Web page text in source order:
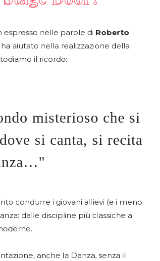
espresso nelle parole di Roberto
aiutato nella realizzazione della
il ricordo:
misterioso che si
si canta, si recita
condurre i giovani allievi (e i meno
dalle discipline più classiche a
anche la Danza, senza il